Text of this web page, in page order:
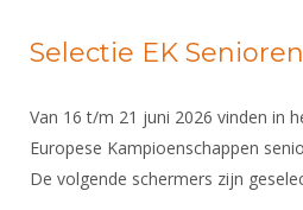
Nieuws
Witte Vlekkenplan
Oprichting Vereniging
Wedstrijdorganisatie
Aanvragen van scheidsrechters
Scheidsrechterslijst
Tuchtzaken
Infotheek
Selectie EK
Van 16 t/m 21 juni 2026 vinden in
Europese Kampioenschappen
De volgende schermers zijn